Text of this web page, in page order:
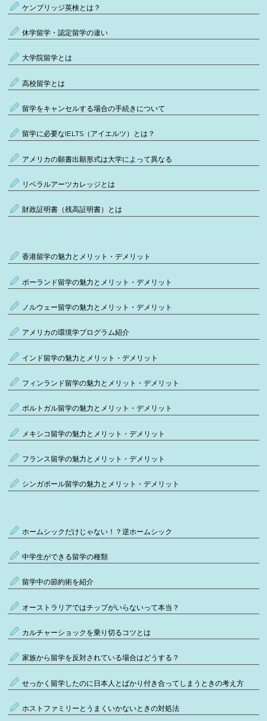
ケンブリッジ英検とは？
休学留学・認定留学の違い
大学院留学とは
高校留学とは
留学をキャンセルする場合の手続きについて
留学に必要なIELTS（アイエルツ）とは？
アメリカの願書出願形式は大学によって異なる
リベラルアーツカレッジとは
財政証明書（残高証明書）とは
香港留学の魅力とメリット・デメリット
ポーランド留学の魅力とメリット・デメリット
ノルウェー留学の魅力とメリット・デメリット
アメリカの環境学プログラム紹介
インド留学の魅力とメリット・デメリット
フィンランド留学の魅力とメリット・デメリット
ポルトガル留学の魅力とメリット・デメリット
メキシコ留学の魅力とメリット・デメリット
フランス留学の魅力とメリット・デメリット
シンガポール留学の魅力とメリット・デメリット
ホームシックだけじゃない！？逆ホームシック
中学生ができる留学の種類
留学中の節約術を紹介
オーストラリアではチップがいらないって本当？
カルチャーショックを乗り切るコツとは
家族から留学を反対されている場合はどうする？
せっかく留学したのに日本人とばかり付き合ってしまうときの考え方
ホストファミリーとうまくいかないときの対処法